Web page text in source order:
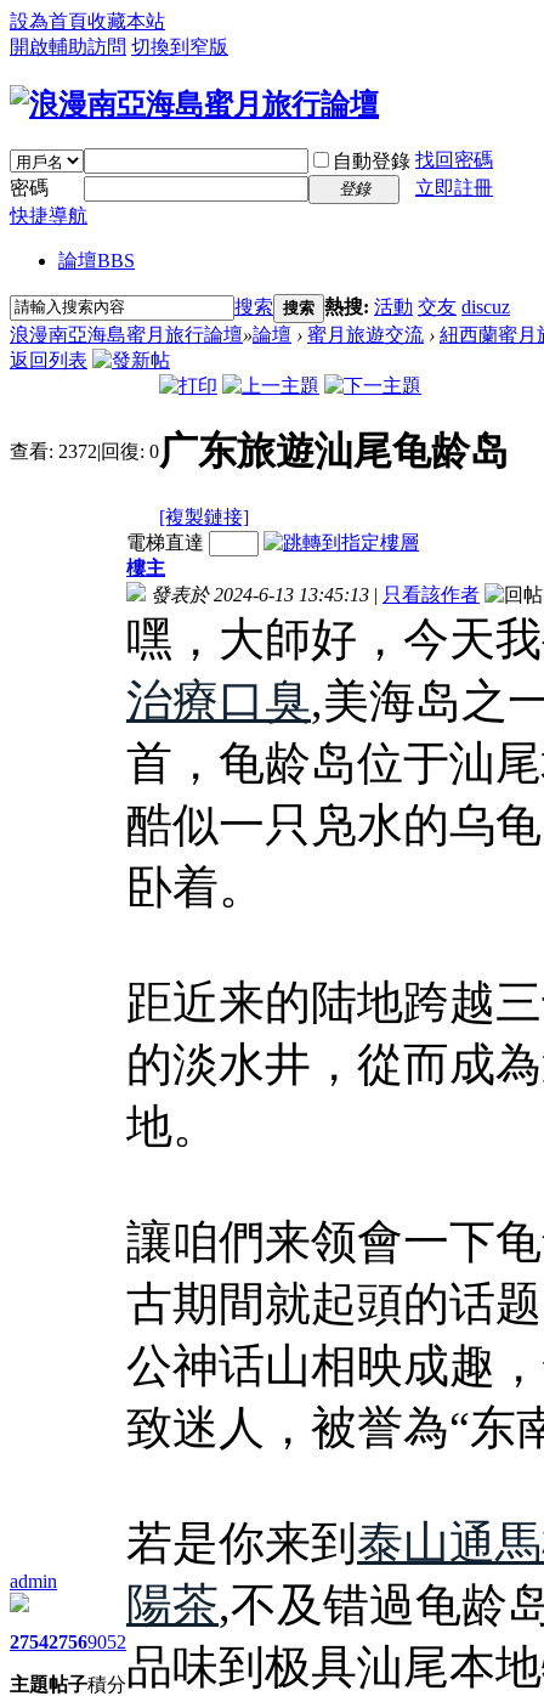
設為首頁收藏本站
開啟輔助訪問 切換到窄版
自動登錄 找回密碼
密碼
登錄
立即註冊
快捷導航
論壇BBS
搜索 搜索 熱搜: 活動 交友 discuz
浪漫南亞海島蜜月旅行論壇»論壇 › 蜜月旅遊交流 › 紐西蘭蜜月
返回列表
查看: 2372|回復: 0广东旅遊汕尾龟龄岛
[複製鏈接]
admin
2754
主題
2756
帖子
9052
積分
電梯直達
樓主
發表於 2024-6-13 13:45:13 | 只看該作者
嘿，大師好，今天
治療口臭,美海岛之
首，龟龄岛位于汕
酷似一只凫水的乌
卧着。
距近来的陆地跨越
的淡水井，從而成
地。
讓咱們来领會一下
古期間就起頭的话
公神话山相映成趣
致迷人，被誉為“东
若是你来到 泰山通
陽茶,不及错過龟龄
品味到极具汕尾本